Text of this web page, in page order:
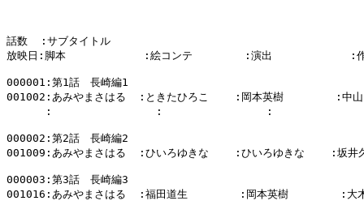
話数  :サブタイトル
放映日:脚本            :絵コンテ        :演出            :作
000001:第1話　長崎編1
001002:あみやまさはる  :ときたひろこ    :岡本英樹        :中山
:                :                :
000002:第2話　長崎編2
001009:あみやまさはる  :ひいろゆきな    :ひいろゆきな    :坂井
000003:第3話　長崎編3
001016:あみやまさはる  :福田道生        :岡本英樹        :大